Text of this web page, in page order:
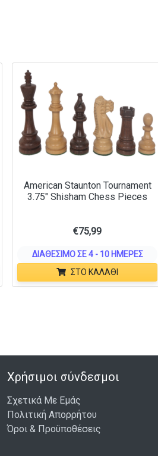
American Staunton Tournament
3.75″ Shisham Chess Pieces
€75,99
ΔΙΑΘΈΣΙΜΟ ΣΕ 4 - 10 ΗΜΈΡΕΣ
ΣΤΟ ΚΑΛΆΘΙ
Χρήσιμοι σύνδεσμοι
Σχετικά Με Εμάς
Πολιτική Απορρήτου
Όροι & Προϋποθέσεις